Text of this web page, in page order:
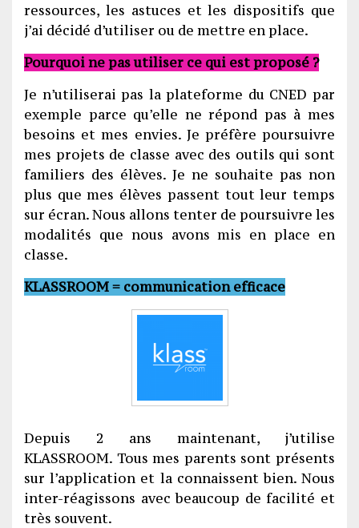
ressources, les astuces et les dispositifs que
j’ai décidé d’utiliser ou de mettre en place.
Pourquoi ne pas utiliser ce qui est proposé ?
Je n’utiliserai pas la plateforme du CNED par
exemple parce qu’elle ne répond pas à mes
besoins et mes envies. Je préfère poursuivre
mes projets de classe avec des outils qui sont
familiers des élèves. Je ne souhaite pas non
plus que mes élèves passent tout leur temps
sur écran. Nous allons tenter de poursuivre les
modalités que nous avons mis en place en
classe.
KLASSROOM = communication efficace
Depuis 2 ans maintenant, j’utilise
KLASSROOM. Tous mes parents sont présents
sur l’application et la connaissent bien. Nous
inter-réagissons avec beaucoup de facilité et
très souvent.